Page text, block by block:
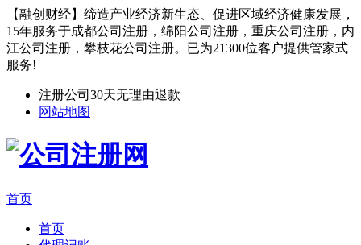
【融创财经】缔造产业经济新生态、促进区域经济健康发展，
15年服务于成都公司注册，绵阳公司注册，重庆公司注册，内
江公司注册，攀枝花公司注册。已为21300位客户提供管家式
服务!
注册公司30天无理由退款
网站地图
首页
首页